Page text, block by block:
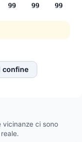
99
99
99
confine
ci sono